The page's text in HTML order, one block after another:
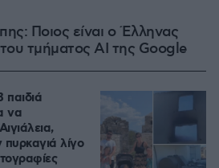
Ποιος είναι ο Έλληνας
τμήματος AI της Google
να
λίγο